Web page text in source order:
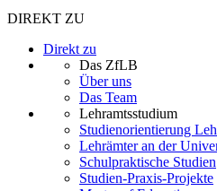
DIREKT ZU
Direkt zu
Das ZfLB
Über uns
Das Team
Lehramtsstudium
Studienorientierung
Lehrämter an der
Schulpraktische Studien
Studien-Praxis-Projekte